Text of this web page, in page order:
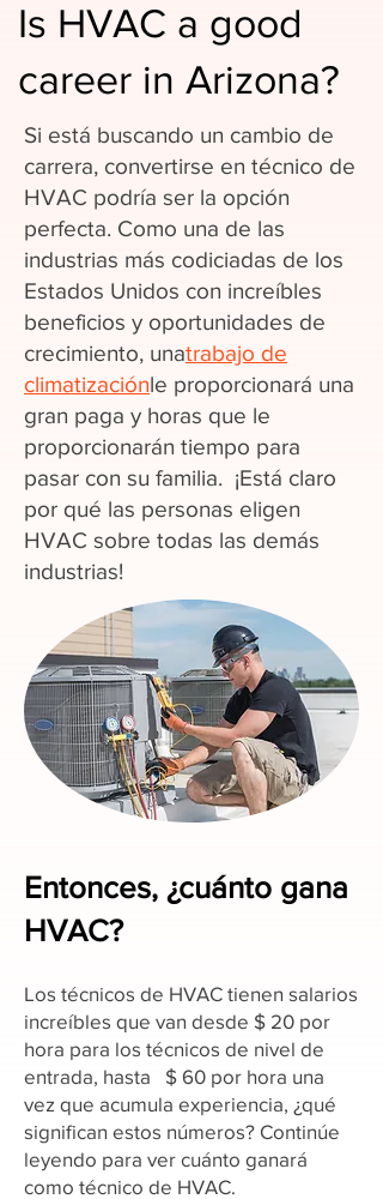
Is HVAC a good
career in Arizona?
Si está buscando un cambio de
carrera, convertirse en técnico de
HVAC podría ser la opción
perfecta. Como una de las
industrias más codiciadas de los
Estados Unidos con increíbles
beneficios y oportunidades de
crecimiento, unatrabajo de
climatizaciónle proporcionará una
gran paga y horas que le
proporcionarán tiempo para
pasar con su familia. ¡Está claro
por qué las personas eligen
HVAC sobre todas las demás
industrias!
Entonces, ¿cuánto gana
HVAC?
Los técnicos de HVAC tienen salarios
increíbles que van desde $ 20 por
hora para los técnicos de nivel de
entrada, hasta $ 60 por hora una
vez que acumula experiencia, ¿qué
significan estos números? Continúe
leyendo para ver cuánto ganará
como técnico de HVAC.